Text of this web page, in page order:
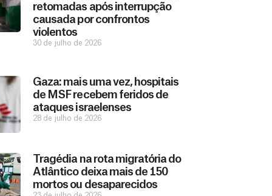
retomadas após interrupção
causada por confrontos
violentos
30 de julho de 2026
Gaza: mais uma vez, hospitais
de MSF recebem feridos de
ataques israelenses
28 de julho de 2026
Tragédia na rota migratória do
Atlântico deixa mais de 150
mortos ou desaparecidos